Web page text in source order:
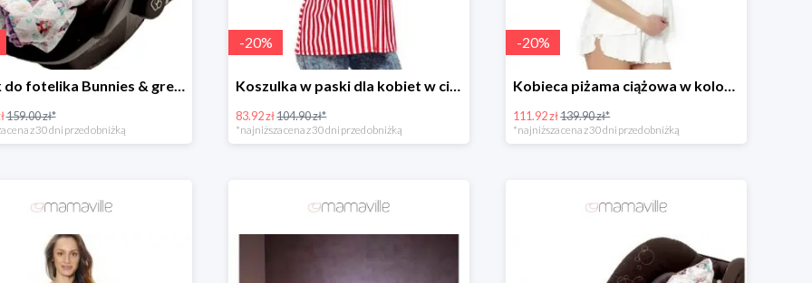
Kocyk do fotelika Bunnies & grey dots -25%
159.00 zł*
cena z 30 dni przed obniżką
-20%
Koszulka w paski dla kobiet w ciąży i kobiet karmiących -20%
83.92 zł104.90 zł*
*najniższa cena z 30 dni przed obniżką
-20%
Kobieca piżama ciążowa w kolorze białym -20%
111.92 zł139.90 zł*
*najniższa cena z 30 dni przed obniżką